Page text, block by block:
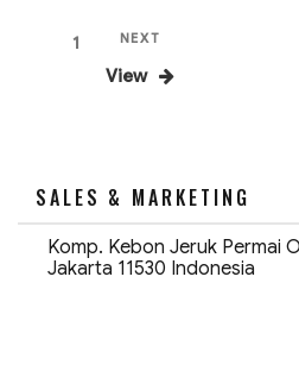
Page1
Next
Post
NEXT
View
SALES & MARKETING
Komp. Kebon Jeruk Permai
Jakarta 11530 Indonesia